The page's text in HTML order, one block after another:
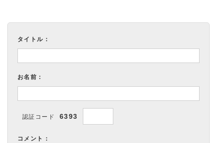
タイトル：
お名前：
認証コード 6393
コメント：